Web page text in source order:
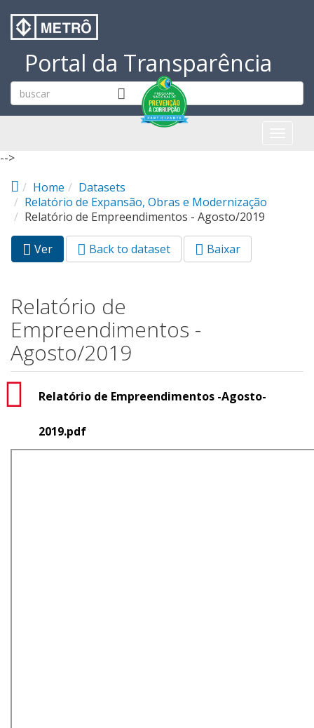
Portal da Transparência
-->
Home
Datasets
Relatório de Expansão, Obras e Modernização
Relatório de Empreendimentos - Agosto/2019
Abas primárias
Ver
ativa)
Back to dataset Baixar
Relatório de
Empreendimentos -
Agosto/2019
Relatório de Empreendimentos -Agosto-
2019.pdf